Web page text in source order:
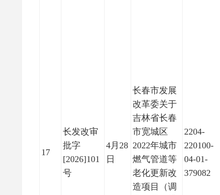
17
长发改审
批字
[2026]101
号
4月28
日
长春市发展
改革委关于
吉林省长春
市宽城区
2022年城市
燃气管道等
老化更新改
造项目（调
2204-
220100-
04-01-
379082